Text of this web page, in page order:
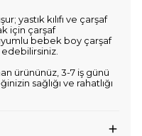
yastık kılıfı ve çarşaf
için çarşaf
bebek boy çarşaf
edebilirsiniz.
ürününüz, 3-7 iş günü
sağlığı ve rahatlığı